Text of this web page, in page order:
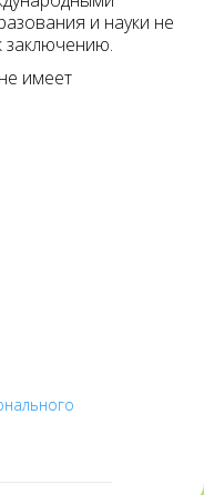
и науки не
заключению.
имеет